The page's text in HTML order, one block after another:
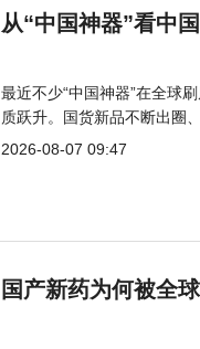
从“中国神器”看中
最近不少“中国神器”在全球
质跃升。国货新品不断出圈
2026-08-07 09:47
国产新药为何被全